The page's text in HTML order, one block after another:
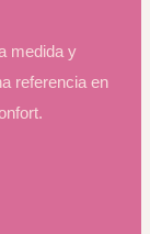
medida y
referencia en